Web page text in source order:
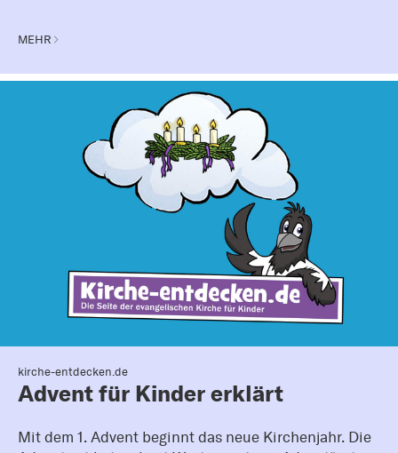
MEHR
kirche-entdecken.de
Advent für Kinder erklärt
Mit dem 1. Advent beginnt das neue Kirchenjahr. Die